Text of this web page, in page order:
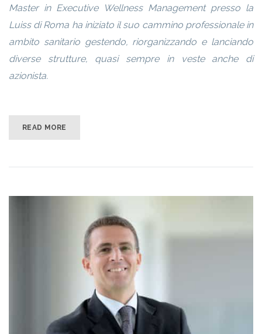
Master in Executive Wellness Management presso la
Luiss di Roma ha iniziato il suo cammino professionale in
ambito sanitario gestendo, riorganizzando e lanciando
diverse strutture, quasi sempre in veste anche di
azionista.
READ MORE